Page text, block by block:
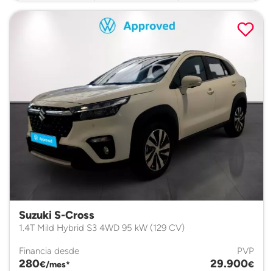
Suzuki S-Cross
1.4T Mild Hybrid S3 4WD 95 kW (129 CV)
Financia desde
280€/mes*
PVP
29.900€